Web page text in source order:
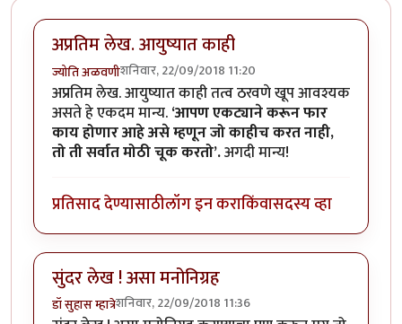
अप्रतिम लेख. आयुष्यात काही
ज्योति अळवणीशनिवार, 22/09/2018 11:20
अप्रतिम लेख. आयुष्यात काही तत्व ठरवणे खूप आवश्यक
असते हे एकदम मान्य.‘आपण एकट्याने करून फार
काय होणार आहे असे म्हणून जो काहीच करत नाही,
तो ती सर्वात मोठी चूक करतो’.अगदी मान्य!
प्रतिसाद देण्यासाठीलॉग इन कराकिंवासदस्य व्हा
सुंदर लेख ! असा मनोनिग्रह
डॉ सुहास म्हात्रेशनिवार, 22/09/2018 11:36